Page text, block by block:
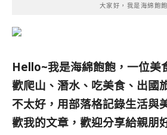
大家好，我是海綿飽飽
Hello~我是海綿飽飽，一位美
歡爬山、潛水、吃美食、出國
不太好，用部落格記錄生活與
歡我的文章，歡迎分享給親朋